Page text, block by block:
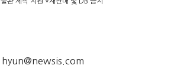
hyun@newsis.com